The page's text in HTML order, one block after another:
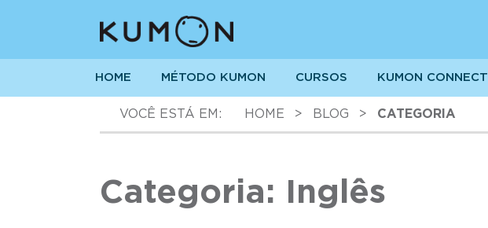
HOME MÉTODO KUMON CURSOS KUMON CONNECT
VOCÊ ESTÁ EM: HOME > BLOG > CATEGORIA
Categoria: Inglês